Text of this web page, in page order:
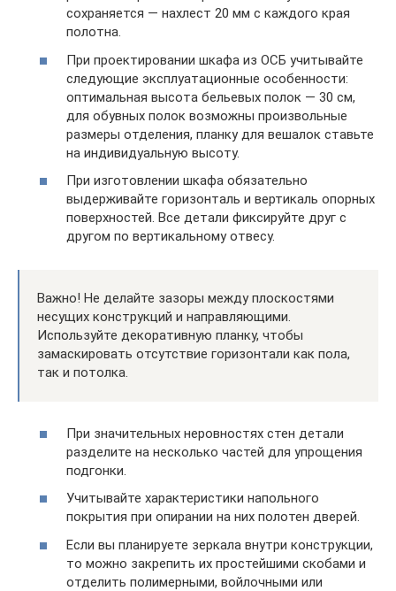
сохраняется — нахлест 20 мм с каждого края
полотна.
При проектировании шкафа из ОСБ учитывайте
следующие эксплуатационные особенности:
оптимальная высота бельевых полок — 30 см,
для обувных полок возможны произвольные
размеры отделения, планку для вешалок ставьте
на индивидуальную высоту.
При изготовлении шкафа обязательно
выдерживайте горизонталь и вертикаль опорных
поверхностей. Все детали фиксируйте друг с
другом по вертикальному отвесу.
Важно! Не делайте зазоры между плоскостями
несущих конструкций и направляющими.
Используйте декоративную планку, чтобы
замаскировать отсутствие горизонтали как пола,
так и потолка.
При значительных неровностях стен детали
разделите на несколько частей для упрощения
подгонки.
Учитывайте характеристики напольного
покрытия при опирании на них полотен дверей.
Если вы планируете зеркала внутри конструкции,
то можно закрепить их простейшими скобами и
отделить полимерными, войлочными или